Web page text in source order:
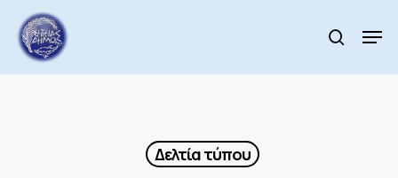
main
content
search
Δελτία τύπου
Menu